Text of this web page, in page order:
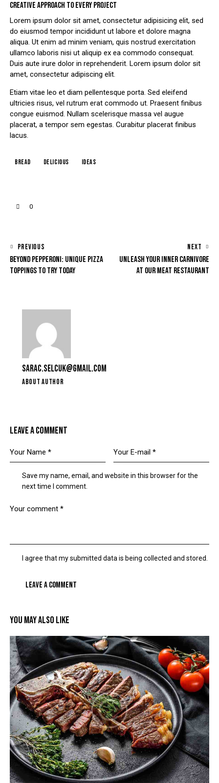
CREATIVE APPROACH TO EVERY PROJECT
Lorem ipsum dolor sit amet, consectetur adipisicing elit, sed
do eiusmod tempor incididunt ut labore et dolore magna
aliqua. Ut enim ad minim veniam, quis nostrud exercitation
ullamco laboris nisi ut aliquip ex ea commodo consequat.
Duis aute irure dolor in reprehenderit. Lorem ipsum dolor sit
amet, consectetur adipiscing elit.
Etiam vitae leo et diam pellentesque porta. Sed eleifend
ultricies risus, vel rutrum erat commodo ut. Praesent finibus
congue euismod. Nullam scelerisque massa vel augue
placerat, a tempor sem egestas. Curabitur placerat finibus
lacus.
Bread Delicious Ideas
0
PREVIOUS
BEYOND PEPPERONI: UNIQUE PIZZA
TOPPINGS TO TRY TODAY
NEXT
UNLEASH YOUR INNER CARNIVORE
AT OUR MEAT RESTAURANT
SARAC.SELCUK@GMAIL.COM
ABOUT AUTHOR
LEAVE A COMMENT
Save my name, email, and website in this browser for the
next time I comment.
I agree that my submitted data is being collected and stored.
YOU MAY ALSO LIKE